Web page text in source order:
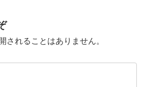
されることはありません。